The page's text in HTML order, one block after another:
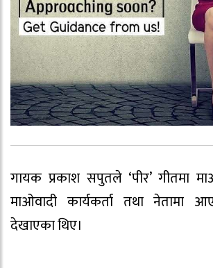
गायक प्रकाश सपुतले ‘पीर’ गीतमा
माओवादी कार्यकर्ता तथा नेतामा
देखाएका थिए।